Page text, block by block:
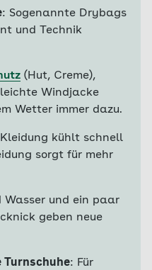
: Sogenannte Drybags
und Technik
(Hut, Creme),
Windjacke
Wetter immer dazu.
kühlt schnell
sorgt für mehr
Wasser und ein paar
geben neue
Turnschuhe: Für